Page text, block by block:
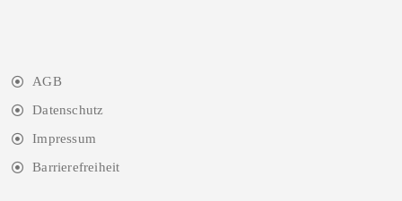
AGB
Datenschutz
Impressum
Barrierefreiheit